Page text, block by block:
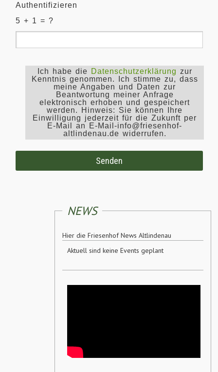
Authentifizieren
5 + 1 = ?
Ich habe die Datenschutzerklärung zur
Kenntnis genommen. Ich stimme zu, dass
meine Angaben und Daten zur
Beantwortung meiner Anfrage
elektronisch erhoben und gespeichert
werden. Hinweis: Sie können Ihre
Einwilligung jederzeit für die Zukunft per
E-Mail an E-Mail-info@friesenhof-
altlindenau.de widerrufen.
NEWS
Hier die Friesenhof News Altlindenau
Aktuell sind keine Events geplant